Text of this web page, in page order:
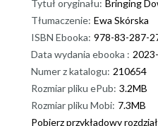
Tytuł oryginału: Bringing
Tłumaczenie: Ewa Skórska
ISBN Ebooka: 978-83-287-
Data wydania ebooka :
Numer z katalogu: 210654
Rozmiar pliku ePub: 3.2MB
Rozmiar pliku Mobi: 7.3MB
Pobierz przykładowy